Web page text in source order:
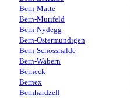
Bern-Matte
Bern-Murifeld
Bern-Nydegg
Bern-Ostermundigen
Bern-Schosshalde
Bern-Wabern
Berneck
Bernex
Bernhardzell